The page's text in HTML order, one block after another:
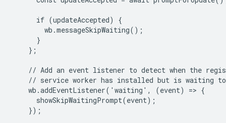
      if (updateAccepted) {
        wb.messageSkipWaiting();
      }
    };
// Add an event listener to detect when the
// service worker has installed but is waiting
    wb.addEventListener('waiting', (event) => {
      showSkipWaitingPrompt(event);
    });